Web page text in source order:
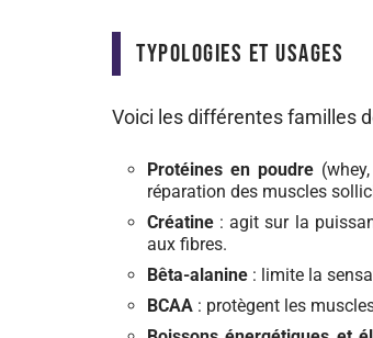
Typologies et usages
Voici les différentes familles
Protéines en poudre
réparation des muscles
Créatine : agit sur la
aux fibres.
Bêta-alanine : limite la
BCAA : protègent les